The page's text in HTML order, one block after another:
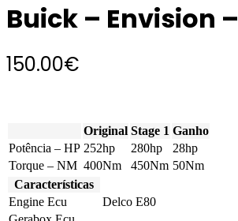
Buick – Envision
150.00€
Original Stage 1 Ganho
Potência – HP 252hp 280hp
28hp
Torque – NM 400Nm 450Nm 50Nm
Características
Engine Ecu
Delco E80